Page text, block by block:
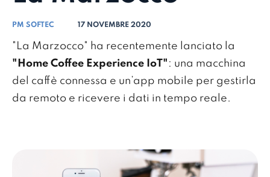
PM SOFTEC 17 NOVEMBRE 2020
"La Marzocco" ha recentemente lanciato la
"Home Coffee Experience IoT" : una macchina
del caffè connessa e un’app mobile per gestirla
da remoto e ricevere i dati in tempo reale.